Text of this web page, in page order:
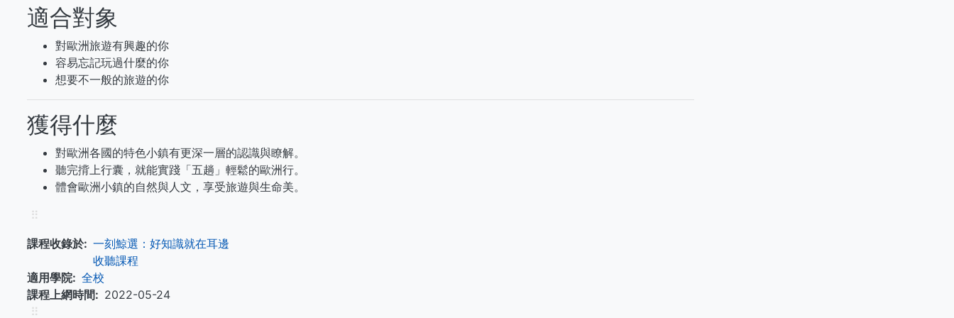
適合對象
對歐洲旅遊有興趣的你
容易忘記玩過什麼的你
想要不一般的旅遊的你
獲得什麼
對歐洲各國的特色小鎮有更深一層的認識與瞭解。
聽完揹上行囊，就能實踐「五趟」輕鬆的歐洲行。
體會歐洲小鎮的自然與人文，享受旅遊與生命美。
⠿
課程收錄於
一刻鯨選：好知識就在耳邊
收聽課程
適用學院
全校
課程上網時間
2022-05-24
⠿